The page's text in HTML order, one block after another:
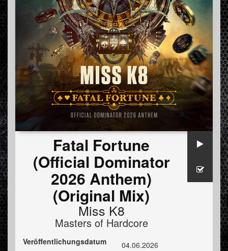
Fatal Fortune
(Official Dominator
2026 Anthem)
(Original Mix)
Miss K8
Masters of Hardcore
Veröffentlichungsdatum
04.06.2026